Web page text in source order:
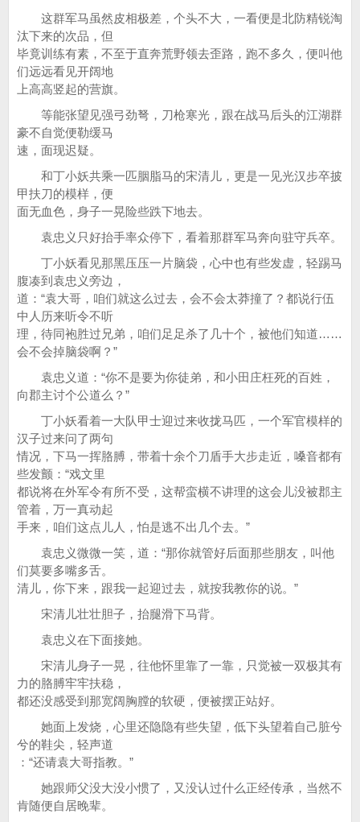
这群军马虽然皮相极差，个头不大，一看便是北防精锐淘
汰下来的次品，但
毕竟训练有素，不至于直奔荒野领去歪路，跑不多久，便叫他
们远远看见开阔地
上高高竖起的营旗。
等能张望见强弓劲弩，刀枪寒光，跟在战马后头的江湖群
豪不自觉便勒缓马
速，面现迟疑。
和丁小妖共乘一匹胭脂马的宋清儿，更是一见光汉步卒披
甲扶刀的模样，便
面无血色，身子一晃险些跌下地去。
袁忠义只好抬手率众停下，看着那群军马奔向驻守兵卒。
丁小妖看见那黑压压一片脑袋，心中也有些发虚，轻踢马
腹凑到袁忠义旁边，
道：“袁大哥，咱们就这么过去，会不会太莽撞了？都说行伍
中人历来听令不听
理，待同袍胜过兄弟，咱们足足杀了几十个，被他们知道……
会不会掉脑袋啊？”
袁忠义道：“你不是要为你徒弟，和小田庄枉死的百姓，
向郡主讨个公道么？”
丁小妖看着一大队甲士迎过来收拢马匹，一个军官模样的
汉子过来问了两句
情况，下马一挥胳膊，带着十余个刀盾手大步走近，嗓音都有
些发颤：“戏文里
都说将在外军令有所不受，这帮蛮横不讲理的这会儿没被郡主
管着，万一真动起
手来，咱们这点儿人，怕是逃不出几个去。”
袁忠义微微一笑，道：“那你就管好后面那些朋友，叫他
们莫要多嘴多舌。
清儿，你下来，跟我一起迎过去，就按我教你的说。”
宋清儿壮壮胆子，抬腿滑下马背。
袁忠义在下面接她。
宋清儿身子一晃，往他怀里靠了一靠，只觉被一双极其有
力的胳膊牢牢扶稳，
都还没感受到那宽阔胸膛的软硬，便被摆正站好。
她面上发烧，心里还隐隐有些失望，低下头望着自己脏兮
兮的鞋尖，轻声道
：“还请袁大哥指教。”
她跟师父没大没小惯了，又没认过什么正经传承，当然不
肯随便自居晚辈。